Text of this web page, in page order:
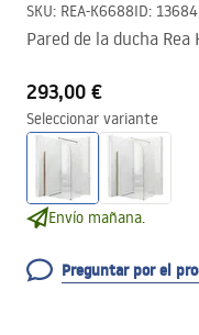
SKU: REA-K6688ID: 13684
Pared de la ducha
293,00 €
Seleccionar variante
Envío mañana.
Preguntar por el